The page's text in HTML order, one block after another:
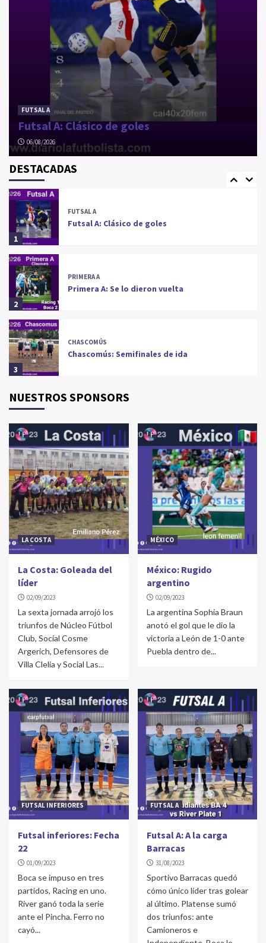
FUTSAL A
Futsal A: Clásico de goles
06/08/2026
DESTACADAS
Chascomús: Semifinales de ida
La Costa: Las campeonas festejaron ante su
gente
5
CONCEPCIÓN DEL URUGUAY
Concepción del Uruguay: Atlético arriba
1
FUTSAL A
Futsal A: Clásico de goles
2
PRIMERA A
Primera A: Se lo dieron vuelta
3
CHASCOMÚS
Chascomús: Semifinales de ida
4
LA COSTA
gente
5
CONCEPCIÓN DEL URUGUAY
Concepción del Uruguay: Atlético arriba
FUTSAL A
Futsal A: Clásico de goles
Primera A: Se lo dieron vuelta
3
CHASCOMÚS
LA COSTA
La Costa: Las campeonas festejaron ante su
gente
CONCEPCIÓN DEL URUGUAY
Concepción del Uruguay: Atlético arriba
NUESTROS SPONSORS
LA COSTA
La Costa: Goleada del
líder
02/09/2023
La sexta jornada arrojó los
triunfos de Núcleo Fútbol
Club, Social Cosme
Argerich, Defensores de
Villa Clelia y Social Las...
MÉXICO
México: Rugido
argentino
02/09/2023
La argentina Sophia Braun
anotó el gol que le dio la
victoria a León de 1-0 ante
Puebla dentro de...
FUTSAL INFERIORES
Futsal inferiores: Fecha
22
01/09/2023
Boca se impuso en tres
partidos, Racing en uno.
River ganó toda la serie
ante el Pincha. Ferro no
cayó...
FUTSAL A
Futsal A: A la carga
Barracas
31/08/2023
Sportivo Barracas quedó
cómo único líder tras golear
al último. Platense sumó
dos triunfos: ante
Camioneros e